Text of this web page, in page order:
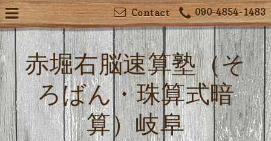
090-4854-1483
Contact
赤堀右脳速算塾（そ
ろばん・珠算式暗
算）岐阜